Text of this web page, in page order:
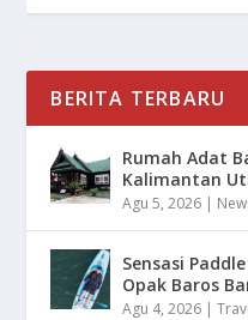
BERITA TERBARU
Rumah Adat
Kalimantan
Agu 5, 2026 |
Sensasi
Opak Baros
Agu 4, 2026 |